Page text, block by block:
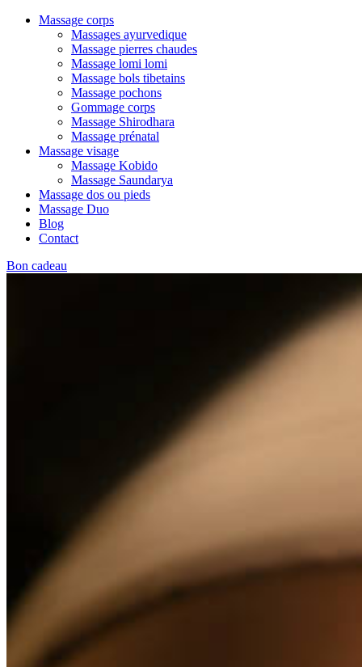
Massage corps
Massages ayurvedique
Massage pierres chaudes
Massage lomi lomi
Massage bols tibetains
Massage pochons
Gommage corps
Massage Shirodhara
Massage prénatal
Massage visage
Massage Kobido
Massage Saundarya
Massage dos ou pieds
Massage Duo
Blog
Contact
Bon cadeau